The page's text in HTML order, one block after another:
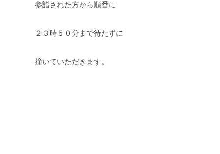
参詣された方から順番に
２３時５０分まで待たずに
撞いていただきます。